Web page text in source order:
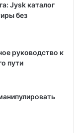
Jysk каталог
без
руководство к
пути